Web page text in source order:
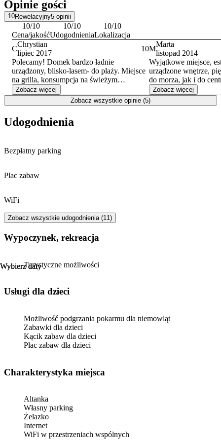
zabytkowa Latarnia Morska, z której roztacza się widok na port i
Bałtyk.
Opinie gości
10Rewelacyjny5 opinii
10/10
Cena/jakość
10/10
Udogodnienia
10/10
Lokalizacja
C
Chrystian
lipiec 2017
10
Polecamy! Domek bardzo ładnie
urządzony, blisko-lasem- do plaży. Miejsce
na grilla, konsumpcja na świeżym
powietrzu. Mimo nieporozumienia z ilością
sypialń doszliśmy z właścicielami do
porozumienia/kompromisu, za co duży
Zobacz więcej
M
Marta
listopad 2014
Wyjątkowe miejsce,
urządzone wnętrze,
do morza, jak i do
Gorąco polecam
osobom, które
samych. Właściciele
Zobacz więcej
Zobacz wszystkie opinie (5)
Wybierz daty
Wybierz daty
Udogodnienia
Bezpłatny parking
Plac zabaw
WiFi
Zobacz wszystkie udogodnienia (11)
Wypoczynek, rekreacja
Turystyczne możliwości
usługi dla dzieci
Możliwość podgrzania pokarmu dla niemowląt
Zabawki dla dzieci
Kącik zabaw dla dzieci
Plac zabaw dla dzieci
Charakterystyka miejsca
Altanka
Własny parking
Żelazko
Internet
WiFi w przestrzeniach wspólnych